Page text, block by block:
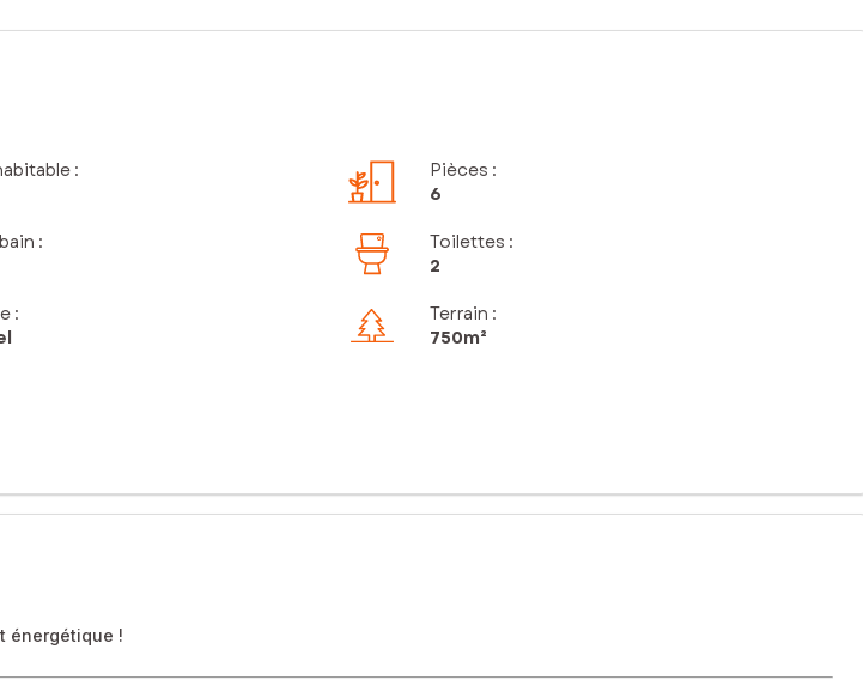
:
Pièces :
6
:
Toilettes :
2
:
Terrain :
750m²
énergétique !